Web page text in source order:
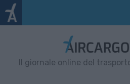
Il giornale online del